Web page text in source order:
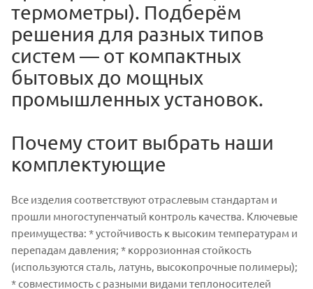
термометры). Подберём
решения для разных типов
систем — от компактных
бытовых до мощных
промышленных установок.
Почему стоит выбрать наши
комплектующие
Все изделия соответствуют отраслевым стандартам и
прошли многоступенчатый контроль качества. Ключевые
преимущества: * устойчивость к высоким температурам и
перепадам давления; * коррозионная стойкость
(используются сталь, латунь, высокопрочные полимеры);
* совместимость с разными видами теплоносителей